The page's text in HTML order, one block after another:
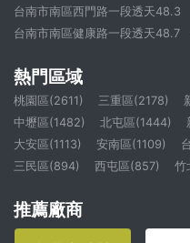
台南市南區西門路一段透天48.3
台南市南區健康路一段透天48.7
熱門區域
桃園區(2611) 三重區(2178)
中壢區(1482)
北屯區(1444)
大安區(1113)
安南區(1109)
三民區(894)
西屯區(857) 竹
推薦廠商